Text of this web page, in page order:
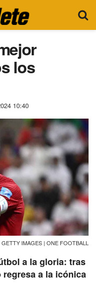
los
10:40
IMAGES | ONE FOOTBALL
a la gloria: tras
regresa a la icónica